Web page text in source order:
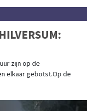
zijn op de
elkaar gebotst.Op de